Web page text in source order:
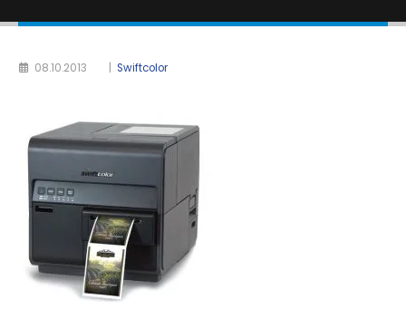
08.10.2013 Swiftcolor